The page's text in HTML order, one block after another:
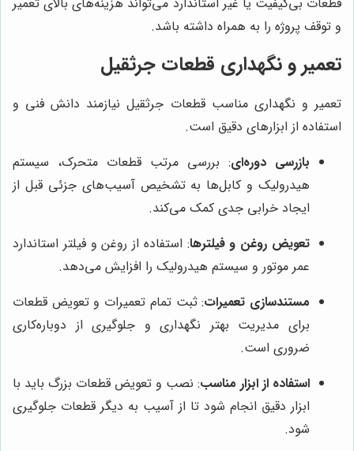
و توقف پروژه را به همراه داشته باشد.
تعمیر و نگهداری قطعات جرثقیل
تعمیر و نگهداری مناسب قطعات جرثقیل نیازمند دانش فنی و
استفاده از ابزارهای دقیق است.
بازرسی دوره‌ای: بررسی مرتب قطعات متحرک، سیستم
هیدرولیک و کابل‌ها به تشخیص آسیب‌های جزئی قبل از
ایجاد خرابی جدی کمک می‌کند.
تعویض روغن و فیلترها: استفاده از روغن و فیلتر استاندارد
عمر موتور و سیستم هیدرولیک را افزایش می‌دهد.
مستندسازی تعمیرات: ثبت تمام تعمیرات و تعویض قطعات
برای مدیریت بهتر نگهداری و جلوگیری از دوباره‌کاری
ضروری است.
استفاده از ابزار مناسب: نصب و تعویض قطعات بزرگ باید با
ابزار دقیق انجام شود تا از آسیب به دیگر قطعات جلوگیری
شود.